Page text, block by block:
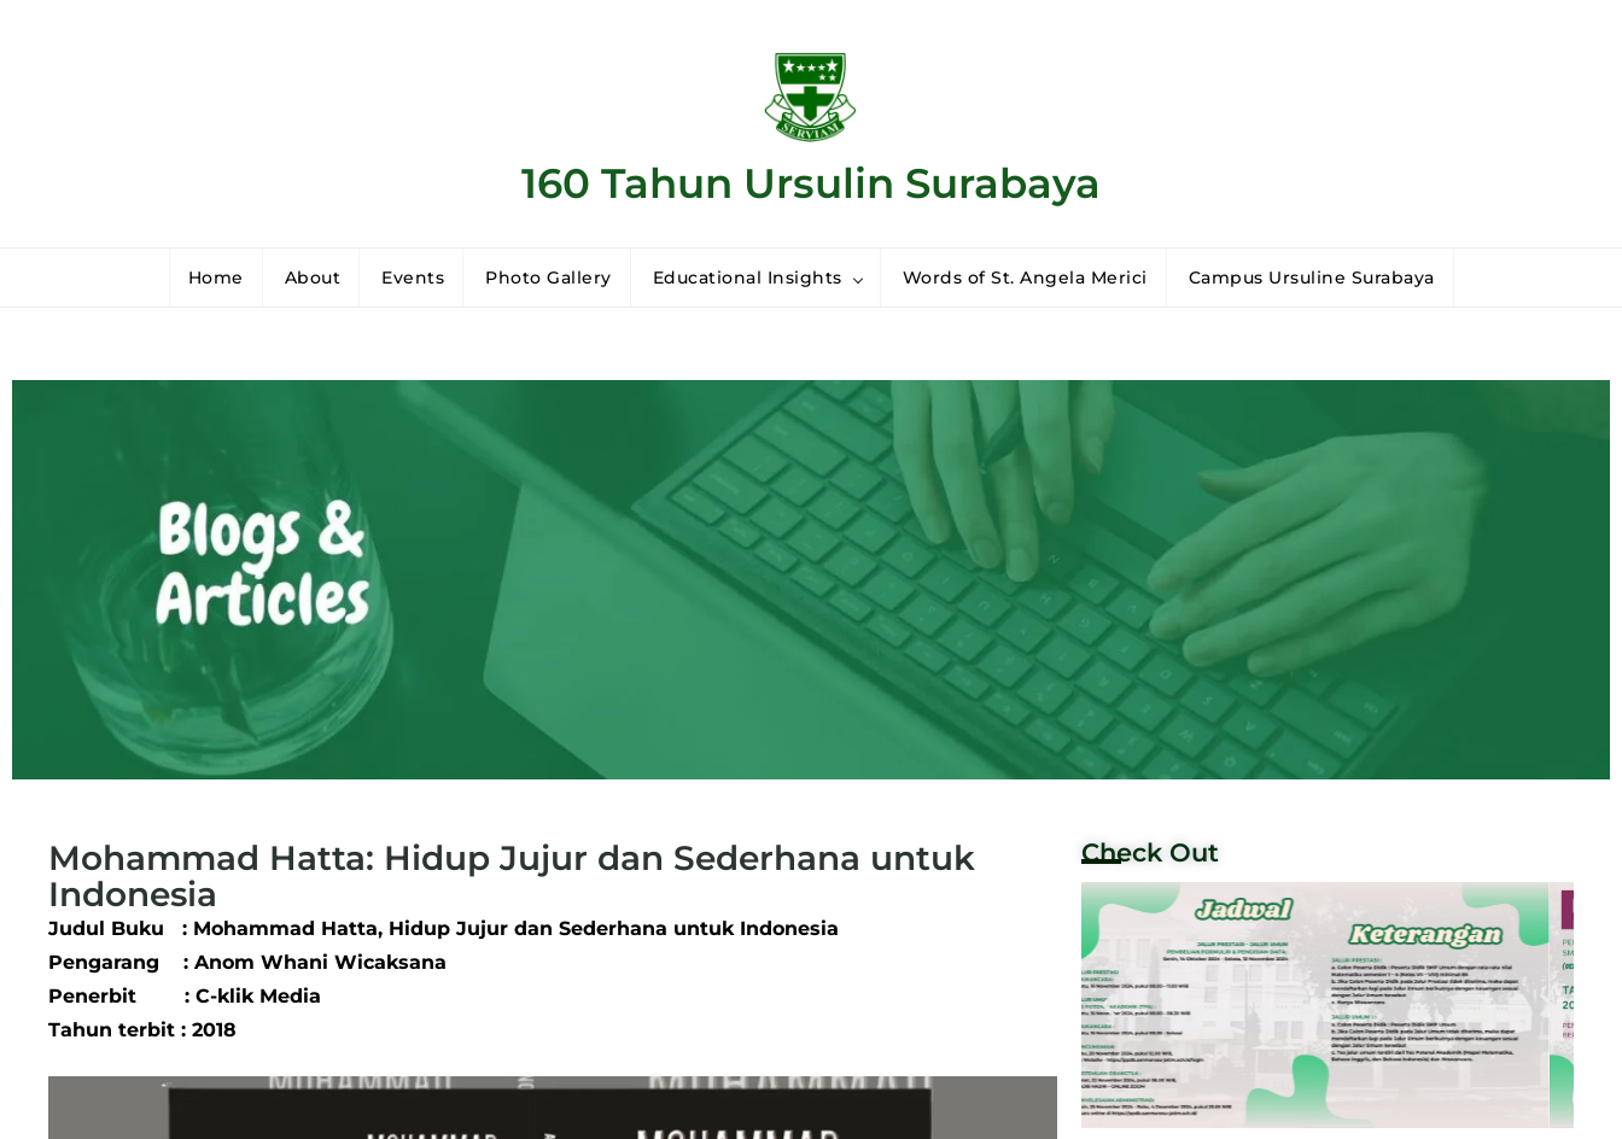
160 Tahun Ursulin Surabaya
Home About Events Photo Gallery Educational Insights Words of St. Angela Merici Campus Ursuline Surabaya
Mohammad Hatta: Hidup Jujur dan Sederhana untuk
Indonesia
Judul Buku : Mohammad Hatta, Hidup Jujur dan Sederhana untuk Indonesia
Pengarang : Anom Whani Wicaksana
Penerbit : C-klik Media
Tahun terbit : 2018
Check Out